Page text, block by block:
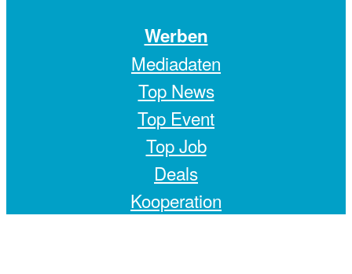
Werben
Mediadaten
Top News
Top Event
Top Job
Deals
Kooperation